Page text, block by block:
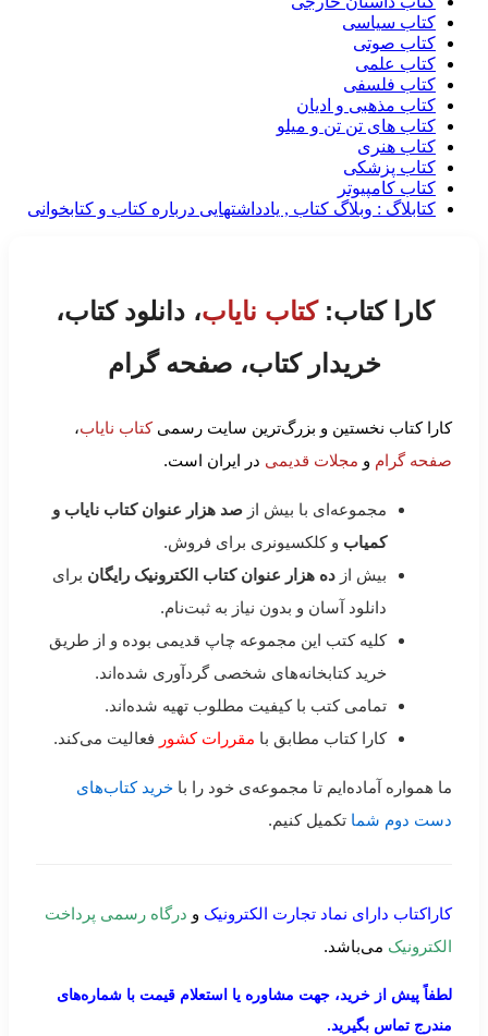
کتاب سیاسی
کتاب صوتی
کتاب علمی
کتاب فلسفی
کتاب مذهبی و ادیان
کتاب های تن تن و میلو
کتاب هنری
کتاب پزشکی
کتاب کامپیوتر
کتابلاگ : وبلاگ کتاب , یادداشتهایی درباره کتاب و کتابخوانی
کارا کتاب:کتاب نایاب، دانلود کتاب،
خریدار کتاب، صفحه گرام
کارا کتاب نخستین و بزرگ‌ترین سایت رسمیکتاب نایاب،
صفحه گرام و مجلات قدیمی در ایران است.
مجموعه‌ای با بیش از صد هزار عنوان کتاب نایاب و
کمیاب و کلکسیونری برای فروش.
بیش از ده هزار عنوان کتاب الکترونیک رایگان برای
دانلود آسان و بدون نیاز به ثبت‌نام.
کلیه کتب این مجموعه چاپ قدیمی بوده و از طریق
خرید کتابخانه‌های شخصی گردآوری شده‌اند.
تمامی کتب با کیفیت مطلوب تهیه شده‌اند.
کارا کتاب مطابق با مقررات کشور فعالیت می‌کند.
ما همواره آماده‌ایم تا مجموعه‌ی خود را با خرید کتاب‌های
دست دوم شما تکمیل کنیم.
کاراکتاب دارای نماد تجارت الکترونیک و درگاه رسمی پرداخت
الکترونیک می‌باشد.
لطفاً پیش از خرید، جهت مشاوره یا استعلام قیمت با شماره‌های
مندرج تماس بگیرید.